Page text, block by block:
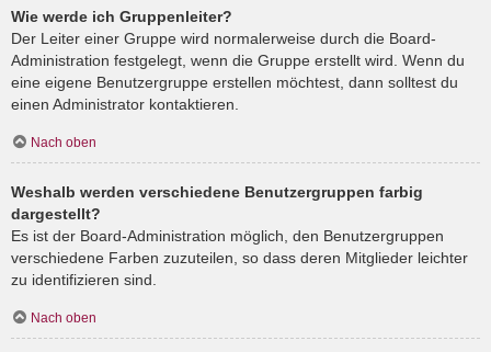
Wie werde ich Gruppenleiter?
Der Leiter einer Gruppe wird normalerweise durch die Board-
Administration festgelegt, wenn die Gruppe erstellt wird. Wenn du
eine eigene Benutzergruppe erstellen möchtest, dann solltest du
einen Administrator kontaktieren.
Nach oben
Weshalb werden verschiedene Benutzergruppen farbig
dargestellt?
Es ist der Board-Administration möglich, den Benutzergruppen
verschiedene Farben zuzuteilen, so dass deren Mitglieder leichter
zu identifizieren sind.
Nach oben